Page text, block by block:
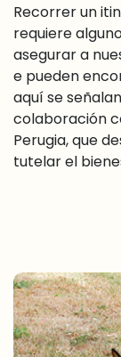
Recorrer un
requiere
asegurar a
e pueden
aquí se
colaboración
Perugia, que
tutelar el